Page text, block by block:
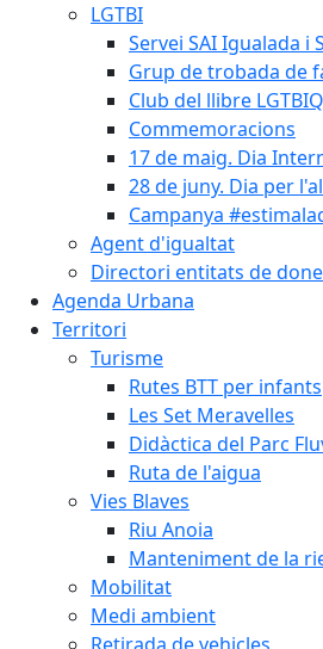
LGTBI
Servei SAI Igualada i
Grup de trobada de
Club del llibre
Commemoracions
17 de maig. Dia
28 de juny. Dia per
Campanya
Agent d'igualtat
Directori entitats de
Agenda Urbana
Territori
Turisme
Rutes BTT per infants
Les Set Meravelles
Didàctica del Parc
Ruta de l'aigua
Vies Blaves
Riu Anoia
Manteniment de la
Mobilitat
Medi ambient